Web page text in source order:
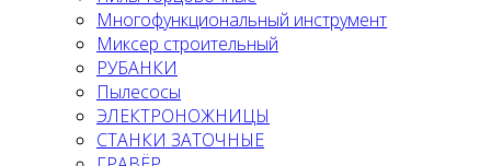
Многофункциональный инструмент
Миксер строительный
РУБАНКИ
Пылесосы
ЭЛЕКТРОНОЖНИЦЫ
СТАНКИ ЗАТОЧНЫЕ